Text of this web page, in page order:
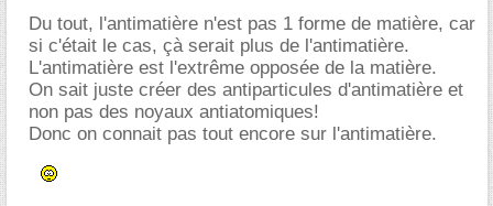
Du tout, l'antimatière n'est pas 1 forme de matière, car
si c'était le cas, çà serait plus de l'antimatière.
L'antimatière est l'extrême opposée de la matière.
On sait juste créer des antiparticules d'antimatière et
non pas des noyaux antiatomiques!
Donc on connait pas tout encore sur l'antimatière.